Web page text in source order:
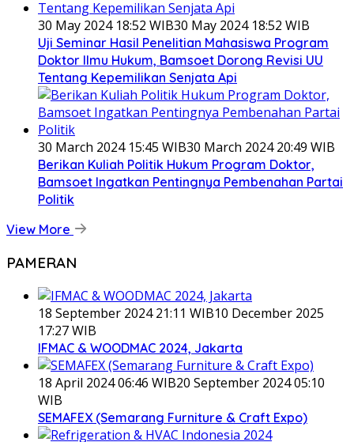
30 May 2024 18:52 WIB30 May 2024 18:52 WIB
Uji Seminar Hasil Penelitian Mahasiswa Program
Doktor Ilmu Hukum, Bamsoet Dorong Revisi UU
Tentang Kepemilikan Senjata Api
30 March 2024 15:45 WIB30 March 2024 20:49 WIB
Berikan Kuliah Politik Hukum Program Doktor,
Bamsoet Ingatkan Pentingnya Pembenahan Partai
Politik
View More
PAMERAN
18 September 2024 21:11 WIB10 December 2025
17:27 WIB
IFMAC & WOODMAC 2024, Jakarta
18 April 2024 06:46 WIB20 September 2024 05:10
WIB
SEMAFEX (Semarang Furniture & Craft Expo)